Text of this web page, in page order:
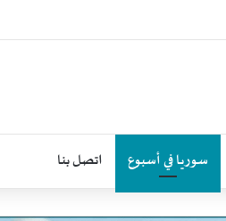
سوريا في أسبوع اتصل بنا